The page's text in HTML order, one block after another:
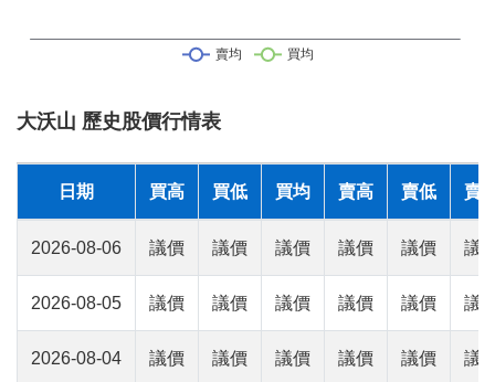
大沃山 歷史股價行情表
日期 買高 買低 買均 賣高 賣低 賣
2026-08-06 議價 議價 議價 議價 議價 議
2026-08-05 議價 議價 議價 議價 議價 議
2026-08-04 議價 議價 議價 議價 議價 議